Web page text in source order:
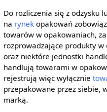
Do rozliczenia się z odzysku
na rynekopakowań
towarów w opakowaniach,
rozprowadzające produkty
oraz niektóre jednostki
handlują towarami w
rejestrują więc wyłącznie
przepakowane przez siebie,
marką.